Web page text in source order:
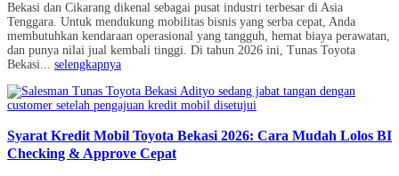
Bekasi dan Cikarang dikenal sebagai pusat industri terbesar di Asia
Tenggara. Untuk mendukung mobilitas bisnis yang serba cepat, Anda
membutuhkan kendaraan operasional yang tangguh, hemat biaya perawatan,
dan punya nilai jual kembali tinggi. Di tahun 2026 ini, Tunas Toyota
Bekasi... selengkapnya
Syarat Kredit Mobil Toyota Bekasi 2026: Cara Mudah Lolos BI
Checking & Approve Cepat